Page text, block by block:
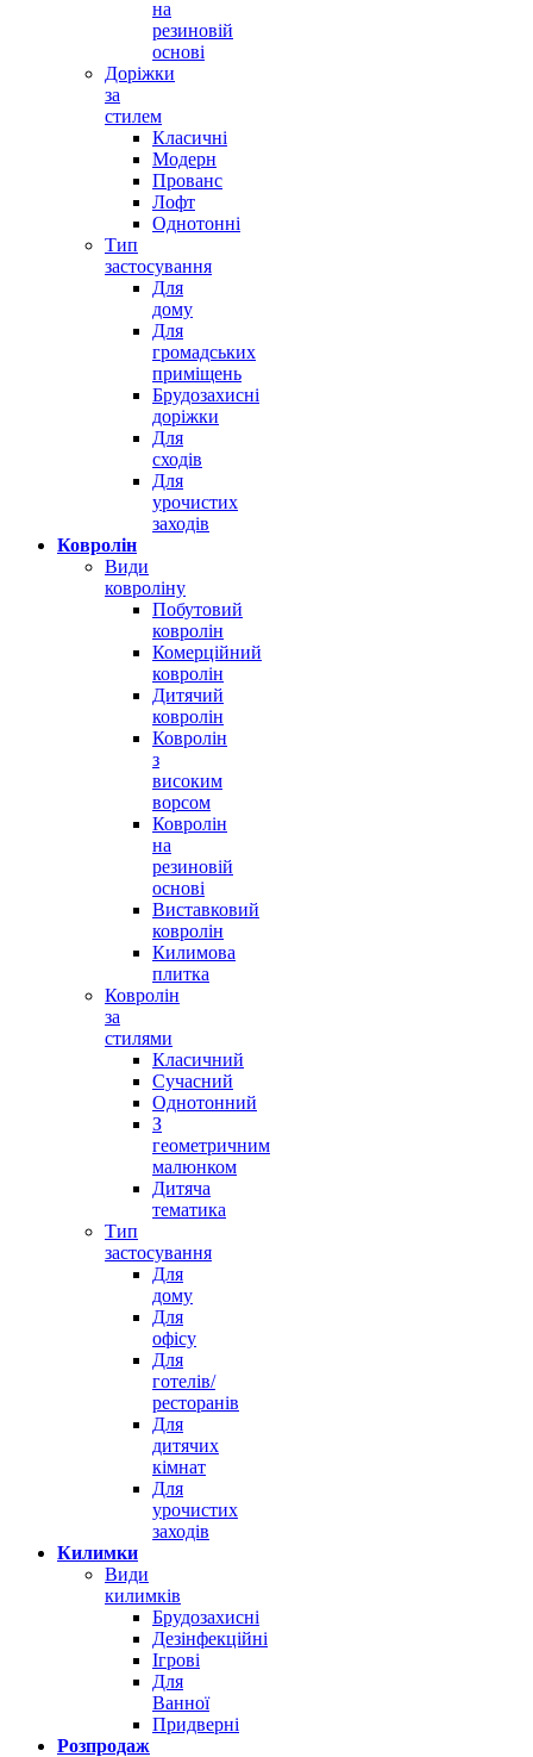
на
резиновій
основі
Доріжки
за
стилем
Класичні
Модерн
Прованс
Лофт
Однотонні
Тип
застосування
Для
дому
Для
громадських
приміщень
Брудозахисні
доріжки
Для
сходів
Для
урочистих
заходів
Ковролін
Види
ковроліну
Побутовий
ковролін
Комерційний
ковролін
Дитячий
ковролін
Ковролін
з
високим
ворсом
Ковролін
на
резиновій
основі
Виставковий
ковролін
Килимова
плитка
Ковролін
за
стилями
Класичний
Сучасний
Однотонний
З
геометричним
малюнком
Дитяча
тематика
Тип
застосування
Для
дому
Для
офісу
Для
готелів/
ресторанів
Для
дитячих
кімнат
Для
урочистих
заходів
Килимки
Види
килимків
Брудозахисні
Дезінфекційні
Ігрові
Для
Ванної
Придверні
Розпродаж